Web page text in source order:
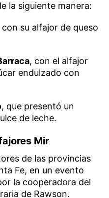
la siguiente manera:
con su alfajor de queso
, con el alfajor
endulzado con
, que presentó un
de leche.
Mir
de las provincias
Fe, en un evento
la cooperadora del
de Rawson.